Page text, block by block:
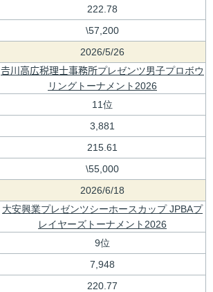
222.78
\57,200
2026/5/26
𠮷川高広税理士事務所プレゼンツ男子プロボウ
リングトーナメント2026
11位
3,881
215.61
\55,000
2026/6/18
大安興業プレゼンツシーホースカップ JPBAプ
レイヤーズトーナメント2026
9位
7,948
220.77